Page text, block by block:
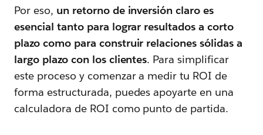
Por eso, un retorno de inversión claro es
esencial tanto para lograr resultados a corto
plazo como para construir relaciones sólidas a
largo plazo con los clientes. Para simplificar
este proceso y comenzar a medir tu ROI de
forma estructurada, puedes apoyarte en una
calculadora de ROI como punto de partida.